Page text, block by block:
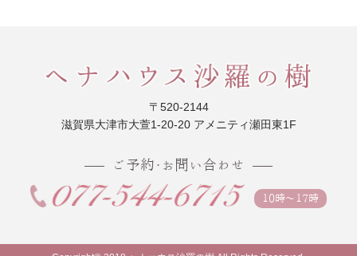
〒520-2144
滋賀県大津市大萱1-20-20 アメニティ瀬田東1F
ご予約・お問い合わせ
10時〜17時